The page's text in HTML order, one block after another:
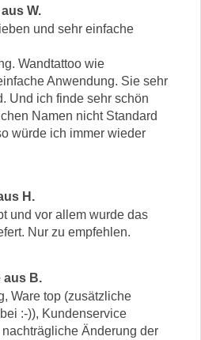
W.
und sehr einfache
Wandtattoo wie
Anwendung. Sie sehr
Und ich finde sehr schön
Namen nicht Standard
würde ich immer wieder
H.
und vor allem wurde das
Nur zu empfehlen.
aus B.
Ware top (zusätzliche
:-)), Kundenservice
Änderung der